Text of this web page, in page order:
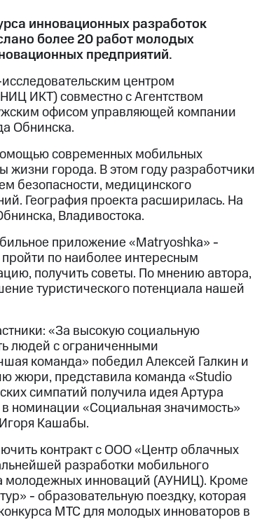
инновационных разработок
более 20 работ молодых
предприятий.
центром
ИКТ) совместно с Агентством
офисом управляющей компании
Обнинска.
современных мобильных
города. В этом году разработчики
безопасности, медицинского
География проекта расширилась. На
Владивостока.
приложение «Matryoshka» -
по наиболее интересным
получить советы. По мнению автора,
туристического потенциала нашей
«За высокую социальную
людей с ограниченными
команда» победил Алексей Галкин и
жюри, представила команда «Studio
симпатий получила идея Артура
номинации «Социальная значимость»
Кашабы.
контракт с ООО «Центр облачных
разработки мобильного
молодежных инноваций (АУНИЦ). Кроме
- образовательную поездку, которая
МТС для молодых инноваторов в